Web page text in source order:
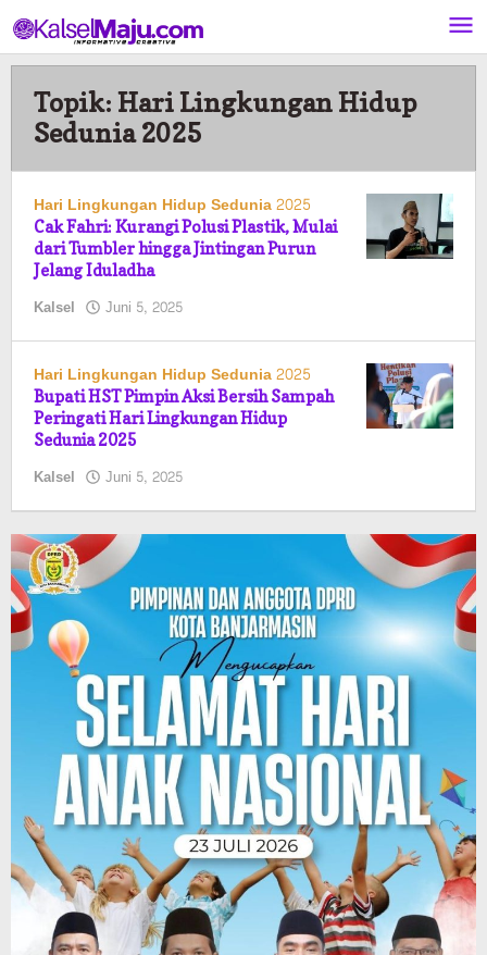
ke
konten
Topik: Hari Lingkungan Hidup
Sedunia 2025
Hari Lingkungan Hidup Sedunia 2025
Cak Fahri: Kurangi Polusi Plastik, Mulai
dari Tumbler hingga Jintingan Purun
Jelang Iduladha
Kalsel Juni 5, 2025
Hari Lingkungan Hidup Sedunia 2025
Bupati HST Pimpin Aksi Bersih Sampah
Peringati Hari Lingkungan Hidup
Sedunia 2025
Kalsel Juni 5, 2025